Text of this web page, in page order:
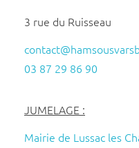
3 rue du Ruisseau
03 87 29 86 90
JUMELAGE :
Mairie de Lussac les